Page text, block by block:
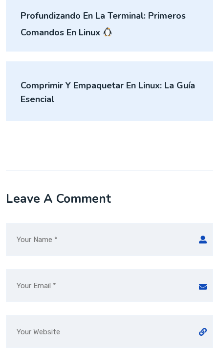
Profundizando En La Terminal: Primeros
Comandos En Linux
Comprimir Y Empaquetar En Linux: La Guía
Esencial
Leave A Comment